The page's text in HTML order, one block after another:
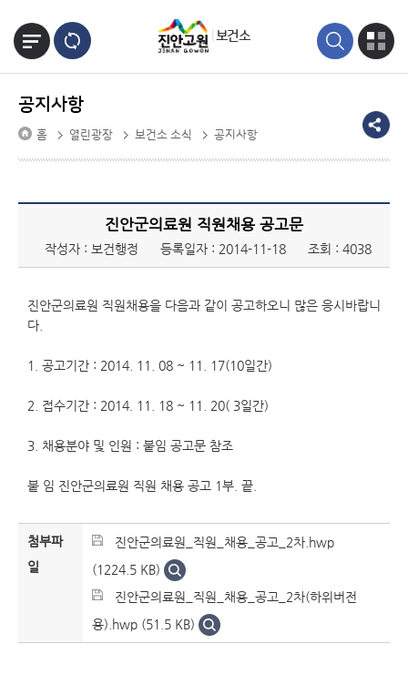
보건소
공지사항
홈 열린광장 보건소 소식 공지사항
진안군의료원 직원채용 공고문
작성자 : 보건행정 등록일자 : 2014-11-18 조회 : 4038
진안군의료원 직원채용을 다음과 같이 공고하오니 많은 응시바랍니
다.
1. 공고기간 : 2014. 11. 08 ~ 11. 17(10일간)
2. 접수기간 : 2014. 11. 18 ~ 11. 20( 3일간)
3. 채용분야 및 인원 : 붙임 공고문 참조
붙 임 진안군의료원 직원 채용 공고 1부. 끝.
첨부파
일
진안군의료원_직원_채용_공고_2차.hwp
(1224.5 KB)
진안군의료원_직원_채용_공고_2차(하위버전
용).hwp (51.5 KB)